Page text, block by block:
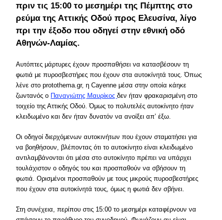
πριν τις 15:00 το μεσημέρι της Πέμπτης στο
ρεύμα της Αττικής Οδού προς Ελευσίνα, λίγο
πρι την έξοδο που οδηγεί στην εθνική οδό
Αθηνών-Λαμίας.
Αυτόπτες μάρτυρες έχουν προσπαθήσει να κατασβέσουν τη
φωτιά με πυροσβεστήρες που έχουν στα αυτοκίνητά τους. Όπως
λένε στο protothema.gr, η Cayenne μέσα στην οποία κάηκε
ζωντανός ο Παναγιώτης Μαυρίκοςδεν ήταν φρακαρισμένη στο
τοιχείο της Αττικής Οδού. Όμως το πολυτελές αυτοκίνητο ήταν
κλειδωμένο και δεν ήταν δυνατόν να ανοίξει απ’ έξω.
Οι οδηγοί διερχόμενων αυτοκινήτων που έχουν σταματήσει για
να βοηθήσουν, βλέποντας ότι το αυτοκίνητο είναι κλειδωμένο
αντιλαμβάνονται ότι μέσα στο αυτοκίνητο πρέπει να υπάρχει
τουλάχιστον ο οδηγός του και προσπαθούν να σβήσουν τη
φωτιά. Ορισμένοι προσπαθούν με τους μικρούς πυροσβεστήρες
που έχουν στα αυτοκίνητά τους, όμως η φωτιά δεν σβήνει.
Στη συνέχεια, περίπου στις 15:00 το μεσημέρι καταφέρνουν να